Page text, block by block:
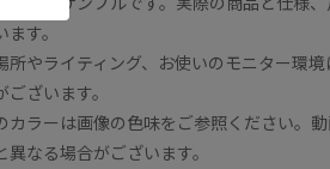
す。
やライティング、お使いのモニター環
ございます。
ラーは画像の色味をご参照ください。
異なる場合がございます。